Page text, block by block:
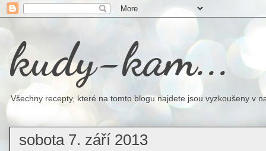
kudy-kam...
Všechny recepty, které na tomto blogu najdete jsou vyzkoušeny v
sobota 7. září 2013